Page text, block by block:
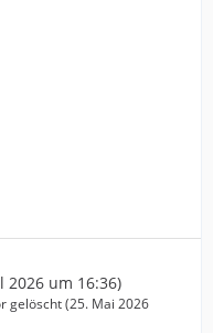
2026 um 16:36)
gelöscht (25. Mai 2026